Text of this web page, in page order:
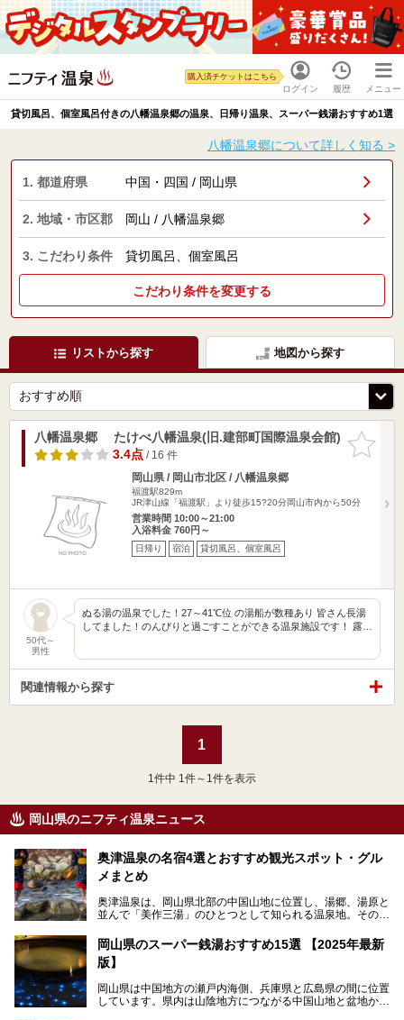
ログイン
購入済チケットはこちら
履歴 メニュー
貸切風呂、個室風呂付きの八幡温泉郷の温泉、日帰り温泉、スーパー銭湯おすすめ1選
八幡温泉郷について詳しく知る >
1. 都道府県 中国・四国 / 岡山県
2. 地域・市区郡 岡山 / 八幡温泉郷
3. こだわり条件 貸切風呂、個室風呂
こだわり条件を変更する
リストから探す 地図から探す
お気に入
りに追加
八幡温泉郷 たけべ八幡温泉(旧.建部町国際温泉会館)
3.4点/ 16 件
岡山県 / 岡山市北区 / 八幡温泉郷
福渡駅829m
JR津山線「福渡駅」より徒歩15?20分岡山市内から50分
営業時間 10:00～21:00
入浴料金 760円～
日帰り 宿泊 貸切風呂、個室風呂
50代～
男性
ぬる湯の温泉でした！27～41℃位 の湯船が数種あり 皆さん長湯
してました！のんびりと過ごすことができる温泉施設です！ 露…
関連情報から探す
1
1 件中 1件～1件を表示
岡山県のニフティ温泉ニュース
奥津温泉の名宿4選とおすすめ観光スポット・グル
メまとめ
奥津温泉は、岡山県北部の中国山地に位置し、湯郷、湯原と
並んで「美作三湯」のひとつとして知られる温泉地。その泉
す。
この記事では、奥津温泉で宿泊におすすめの宿、観光スポッ
を存分に味わい、癒しの旅を楽しんでくださいね。
岡山県のスーパー銭湯おすすめ15選 【2025年最新
版】
岡山県は中国地方の瀬戸内海側、兵庫県と広島県の間に位置
しています。県内は山陰地方につながる中国山地と盆地から